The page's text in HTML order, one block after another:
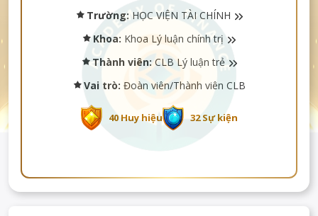
Trường: HỌC VIỆN TÀI CHÍNH
Khoa: Khoa Lý luận chính trị
Thành viên: CLB Lý luận trẻ
Vai trò: Đoàn viên/Thành viên CLB
40 Huy hiệu 32 Sự kiện